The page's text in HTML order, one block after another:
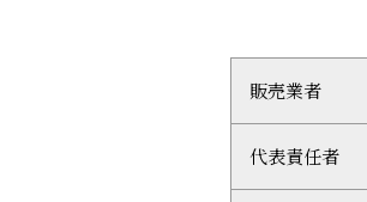
販売業者
代表責任者